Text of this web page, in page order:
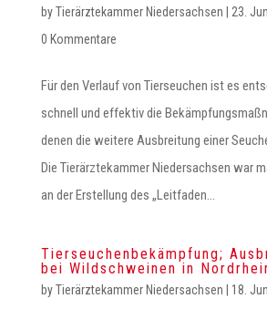
byTierärztekammer Niedersachsen 23.
0 Kommentare
Für den Verlauf von Tierseuchen ist es
schnell und effektiv die
denen die weitere Ausbreitung einer
Die Tierärztekammer Niedersachsen war
an der Erstellung des „Leitfaden...
Tierseuchenbekämpfung;
bei Wildschweinen in
byTierärztekammer Niedersachsen 18.